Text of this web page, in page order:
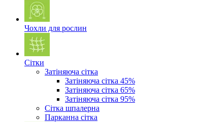
Чохли для рослин
Сітки
Затіняюча сітка
Затіняюча сітка 45%
Затіняюча сітка 65%
Затіняюча сітка 95%
Сітка шпалерна
Парканна сітка